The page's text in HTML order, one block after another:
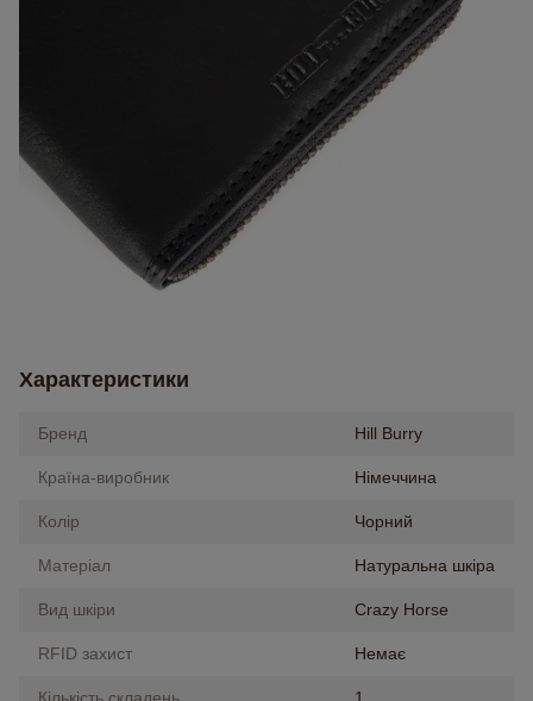
Характеристики
Бренд Hill Burry
Країна-виробник Німеччина
Колір Чорний
Матеріал Натуральна шкіра
Вид шкіри Crazy Horse
RFID захист Немає